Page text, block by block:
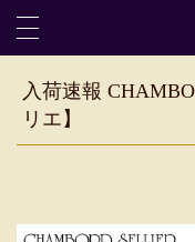
入荷速報
リエ】